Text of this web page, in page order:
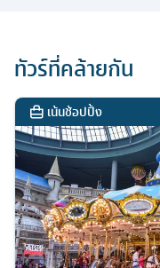
ทัวร์ที่คล้ายกัน
เน้นช้อปปิ้ง